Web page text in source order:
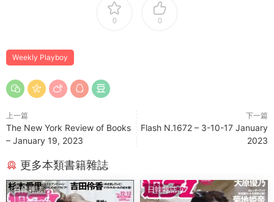
0 0
Wеekly Plаyboy
上一篇
The New York Review of Books
– January 19, 2023
下一篇
Flash N.1672 – 3-10-17 January
2023
更多本類書籍雜誌
日韓雜誌 日韓雜誌